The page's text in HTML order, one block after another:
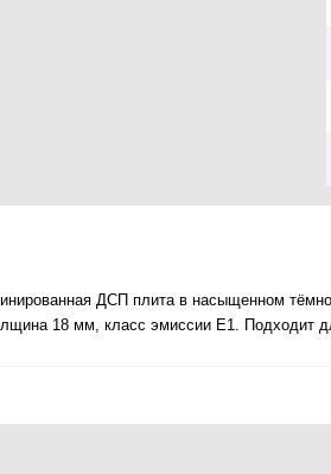
ДСП плита в насыщенном
18 мм, класс эмиссии E1. Подходит